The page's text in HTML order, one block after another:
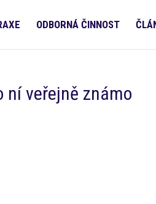
ODBORNÁ ČINNOST
ní veřejně známo